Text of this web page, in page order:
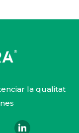
la qualitat